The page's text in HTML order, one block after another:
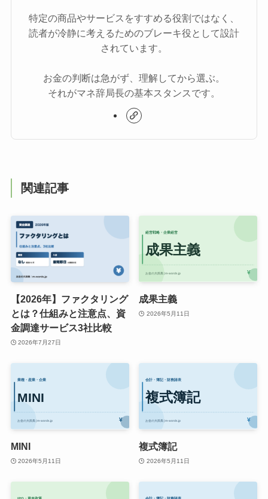
特定の商品やサービスをすすめる役割ではなく、
読者が冷静に考えるためのブレーキ役として設計
されています。
お金の判断は急がず、理解してから選ぶ。
それがマネ辞局長の基本スタンスです。
関連記事
【2026年】ファクタリング
とは？仕組みと注意点、資
金調達サービス3社比較
2026年7月27日
成果主義
2026年5月11日
MINI
2026年5月11日
複式簿記
2026年5月11日